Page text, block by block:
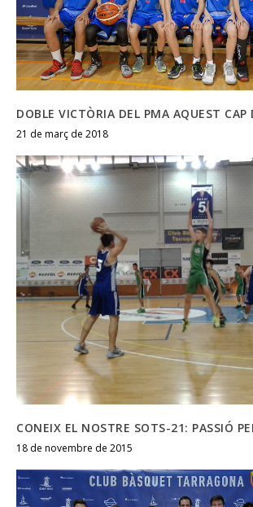
DOBLE VICTÒRIA DEL PMA AQUEST CAP
21 de març de 2018
CONEIX EL NOSTRE SOTS-21: PASSIÓ
18 de novembre de 2015